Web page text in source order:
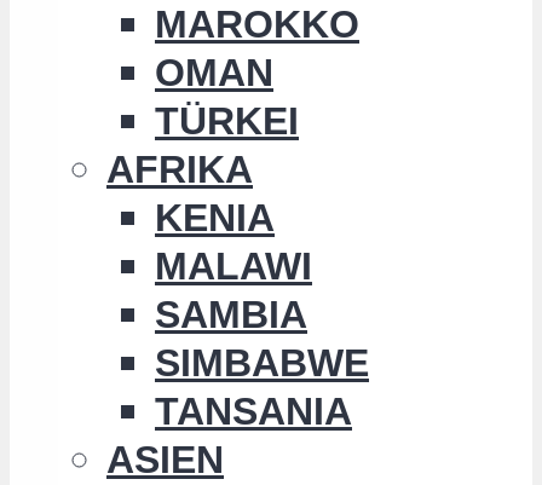
MAROKKO
OMAN
TÜRKEI
AFRIKA
KENIA
MALAWI
SAMBIA
SIMBABWE
TANSANIA
ASIEN